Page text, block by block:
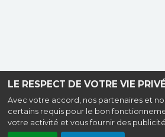
LE RESPECT DE VOTRE VIE
Avec votre accord, nos partenaires et
certains requis pour le bon
votre activité et vous fournir des